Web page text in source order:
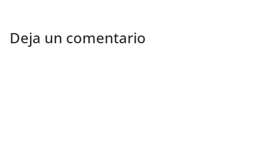
Deja un comentario